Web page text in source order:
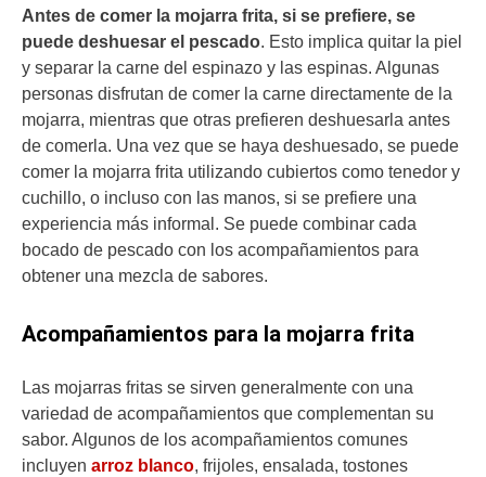
Antes de comer la mojarra frita, si se prefiere, se
puede deshuesar el pescado. Esto implica quitar la piel
y separar la carne del espinazo y las espinas. Algunas
personas disfrutan de comer la carne directamente de la
mojarra, mientras que otras prefieren deshuesarla antes
de comerla. Una vez que se haya deshuesado, se puede
comer la mojarra frita utilizando cubiertos como tenedor y
cuchillo, o incluso con las manos, si se prefiere una
experiencia más informal. Se puede combinar cada
bocado de pescado con los acompañamientos para
obtener una mezcla de sabores.
Acompañamientos para la mojarra frita
Las mojarras fritas se sirven generalmente con una
variedad de acompañamientos que complementan su
sabor. Algunos de los acompañamientos comunes
incluyen arroz blanco, frijoles, ensalada, tostones